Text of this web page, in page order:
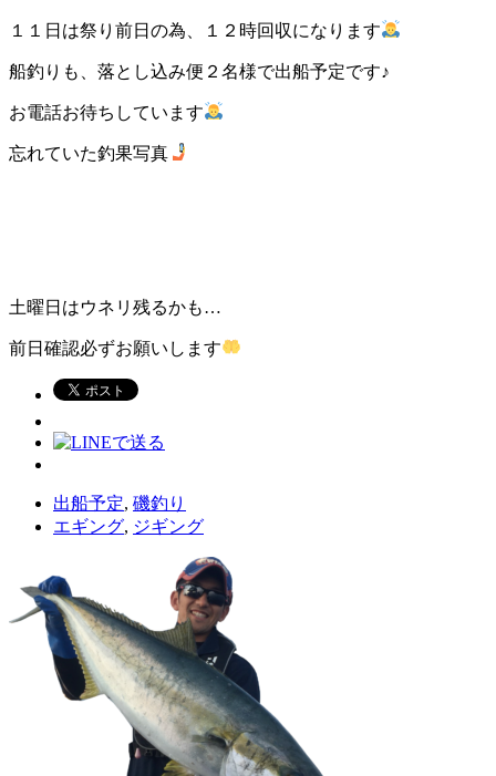
１１日は祭り前日の為、１２時回収になります
船釣りも、落とし込み便２名様で出船予定です♪
お電話お待ちしています
忘れていた釣果写真
土曜日はウネリ残るかも…
前日確認必ずお願いします
出船予定, 磯釣り
エギング, ジギング